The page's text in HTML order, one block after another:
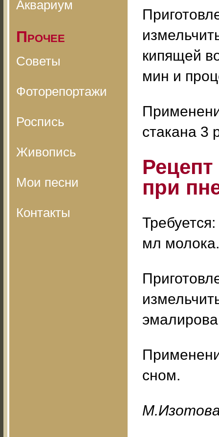
Аквариум
Прочее
Советы
Фоторепортажи
Роспись
Живопись
Мои песни
Контакты
кипящей
мин и
стакана 3
при
мл молока.
сном.